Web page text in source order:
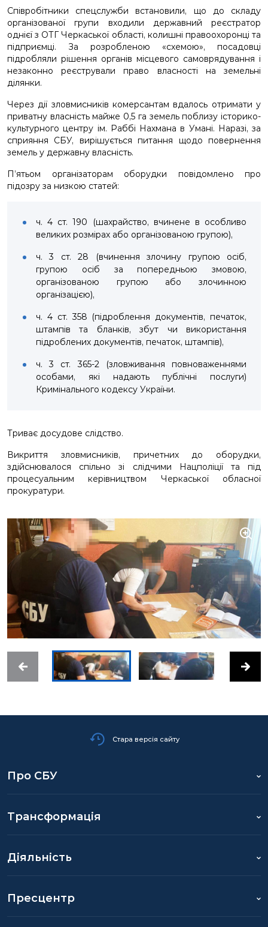
Співробітники спецслужби встановили, що до складу
організованої групи входили державний реєстратор
однієї з ОТГ Черкаської області, колишні правоохоронці та
підприємці. За розробленою «схемою», посадовці
підробляли рішення органів місцевого самоврядування і
незаконно реєстрували право власності на земельні
ділянки.
Через дії зловмисників комерсантам вдалось отримати у
приватну власність майже 0,5 га земель поблизу історико-
культурного центру ім. Раббі Нахмана в Умані. Наразі, за
сприяння СБУ, вирішується питання щодо повернення
земель у державну власність.
П’ятьом організаторам оборудки повідомлено про
підозру за низкою статей:
ч. 4 ст. 190 (шахрайство, вчинене в особливо
великих розмірах або організованою групою),
ч. 3 ст. 28 (вчинення злочину групою осіб,
групою осіб за попередньою змовою,
організованою групою або злочинною
організацією),
ч. 4 ст. 358 (підроблення документів, печаток,
штампів та бланків, збут чи використання
підроблених документів, печаток, штампів),
ч. 3 ст. 365-2 (зловживання повноваженнями
особами, які надають публічні послуги)
Кримінального кодексу України.
Триває досудове слідство.
Викриття зловмисників, причетних до оборудки,
здійснювалося спільно зі слідчими Нацполіції та під
процесуальним керівництвом Черкаської обласної
прокуратури.
Стара версія сайту
Про СБУ
Трансформація
Діяльність
Пресцентр